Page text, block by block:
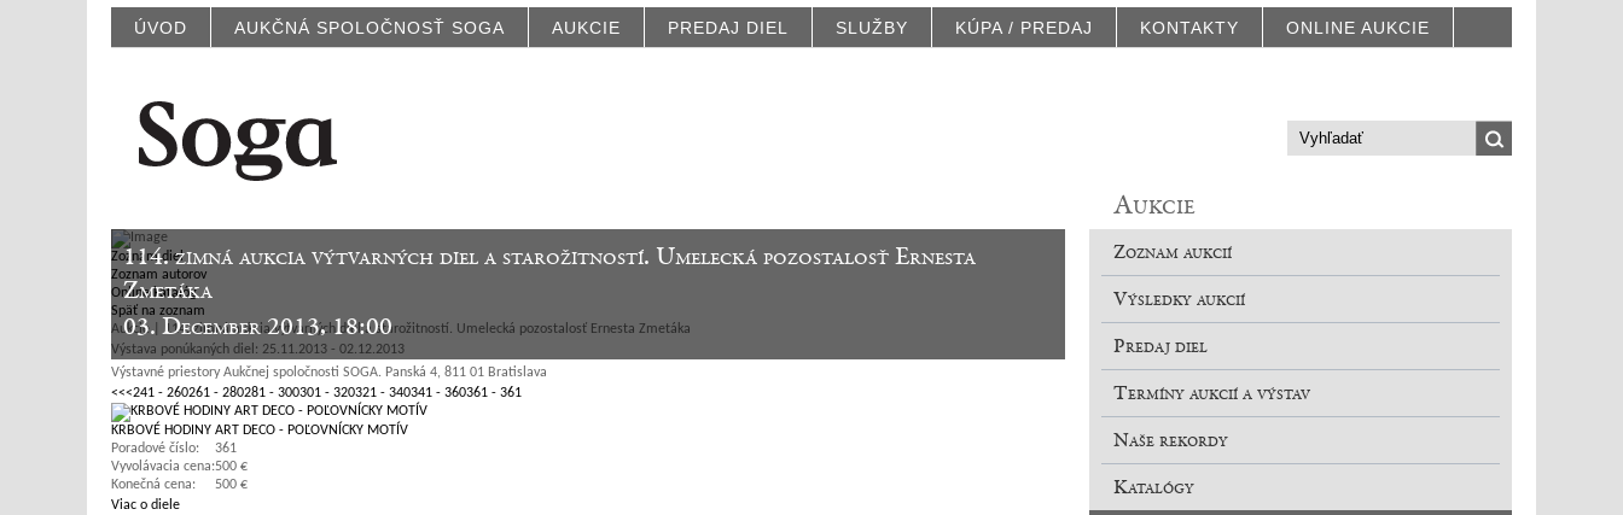
ÚVOD AUKČNÁ SPOLOČNOSŤ SOGA AUKCIE PREDAJ DIEL SLUŽBY KÚPA / PREDAJ KONTAKTY ONLINE AUKCIE
114. zimná aukcia výtvarných diel a starožitností. Umelecká pozostalosť Ernesta
Zmetáka
03. December 2013, 18:00
Zoznam diel
Zoznam autorov
Online katalóg
Späť na zoznam
Aukcie | 114. zimná aukcia výtvarných diel a starožitností. Umelecká pozostalosť Ernesta Zmetáka
Výstava ponúkaných diel: 25.11.2013 - 02.12.2013
Výstavné priestory Aukčnej spoločnosti SOGA. Panská 4, 811 01 Bratislava
<<<241 - 260261 - 280281 - 300301 - 320321 - 340341 - 360361 - 361
KRBOVÉ HODINY ART DECO - POĽOVNÍCKY MOTÍV
Poradové číslo:
361
Vyvolávacia cena:500 €
Konečná cena:
500 €
Viac o diele
Aukcie
Zoznam aukcií
Výsledky aukcií
Predaj diel
Termíny aukcií a výstav
Naše rekordy
Katalógy